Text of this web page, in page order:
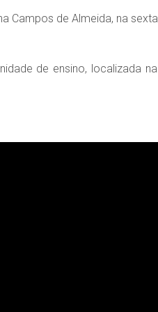
Campos de Almeida, na
de ensino, localizada